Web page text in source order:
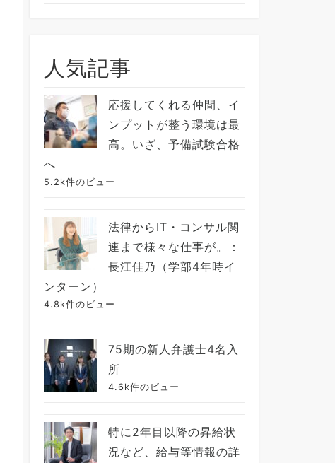
人気記事
応援してくれる仲間、イ
ンプットが整う環境は最
高。いざ、予備試験合格
へ
5.2k件のビュー
法律からIT・コンサル関
連まで様々な仕事が。：
長江佳乃（学部4年時イ
ンターン）
4.8k件のビュー
75期の新人弁護士4名入
所
4.6k件のビュー
特に2年目以降の昇給状
況など、給与等情報の詳